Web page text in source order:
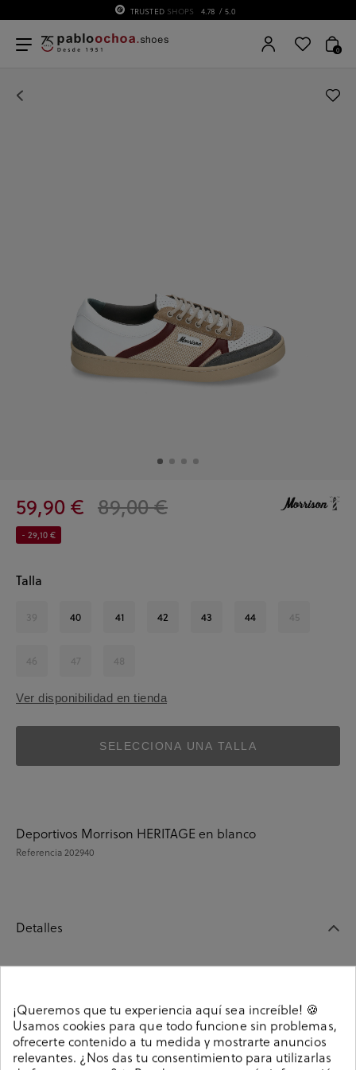
TRUSTEDSHOPS 4.78 / 5.0
0
59,90 € 89,00 €
- 29,10 €
Talla
39 40 41 42 43 44 45
46 47 48
Ver disponibilidad en tienda
SELECCIONA UNA TALLA
Deportivos Morrison HERITAGE en blanco
Referencia202940
Detalles
Referencia 202940
¡Queremos que tu experiencia aquí sea increíble! 🍪
Usamos cookies para que todo funcione sin problemas,
ofrecerte contenido a tu medida y mostrarte anuncios
relevantes. ¿Nos das tu consentimiento para utilizarlas